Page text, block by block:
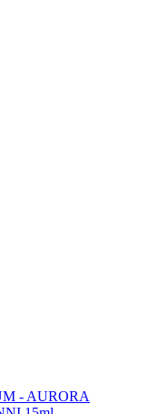
- AURORA